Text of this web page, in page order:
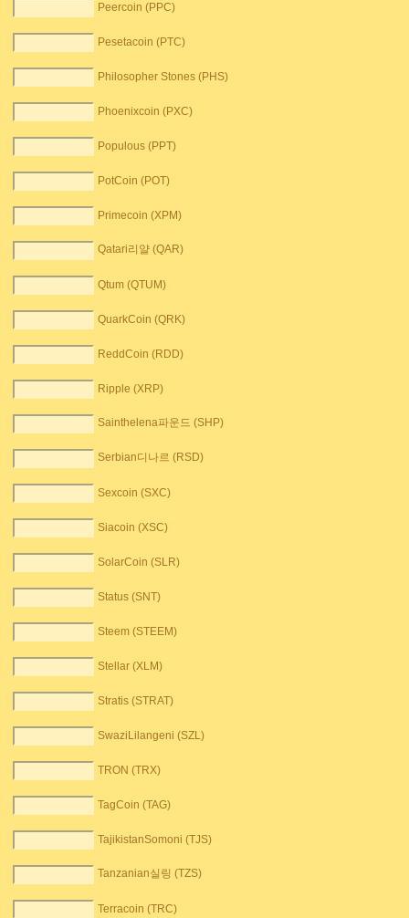
Peercoin (PPC)
Pesetacoin (PTC)
Philosopher Stones (PHS)
Phoenixcoin (PXC)
Populous (PPT)
PotCoin (POT)
Primecoin (XPM)
Qatari리얄 (QAR)
Qtum (QTUM)
QuarkCoin (QRK)
ReddCoin (RDD)
Ripple (XRP)
Sainthelena파운드 (SHP)
Serbian디나르 (RSD)
Sexcoin (SXC)
Siacoin (XSC)
SolarCoin (SLR)
Status (SNT)
Steem (STEEM)
Stellar (XLM)
Stratis (STRAT)
SwaziLilangeni (SZL)
TRON (TRX)
TagCoin (TAG)
TajikistanSomoni (TJS)
Tanzanian실링 (TZS)
Terracoin (TRC)